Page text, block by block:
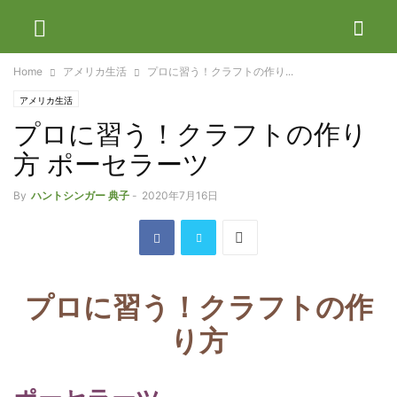
Home アメリカ生活 プロに習う！クラフトの作り...
アメリカ生活
プロに習う！クラフトの作り
方 ポーセラーツ
By ハントシンガー 典子 - 2020年7月16日
プロに習う！クラフトの作
り方